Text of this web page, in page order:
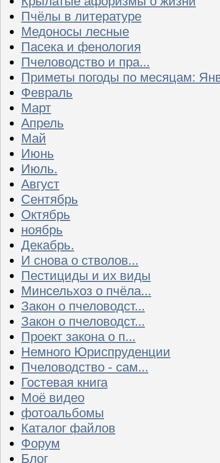
Пчёлы в литературе
Медоносы лесные
Пасека и фенология
Пчеловодство и пра...
Приметы погоды по месяцам:
Февраль
Март
Апрель
Май
Июнь
Июль.
Август
Сентябрь
Октябрь
ноябрь
Декабрь.
И снова о стволов...
Пестициды и их виды
Минсельхоз о пчёла...
Закон о пчеловодст...
Закон о пчеловодст...
Проект закона о п...
Немного Юриспруденции
Пчеловодство - сам...
Гостевая книга
Моё видео
фотоальбомы
Каталог файлов
Форум
Блог